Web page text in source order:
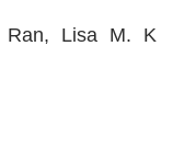
Ran, Lisa M. K